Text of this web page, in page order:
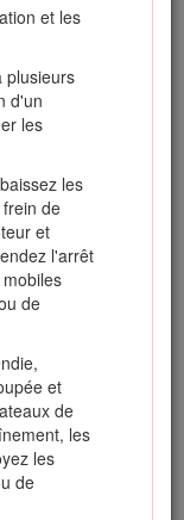
et les
plusieurs
d'un
les
les
de
et
l'arrêt
de
et
de
les
les
de
le
le bouchon
et serrez-
pour
sur les
du
la
ou de
perdent
et
bas de la